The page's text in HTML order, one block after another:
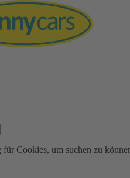
Cookies, um suchen zu